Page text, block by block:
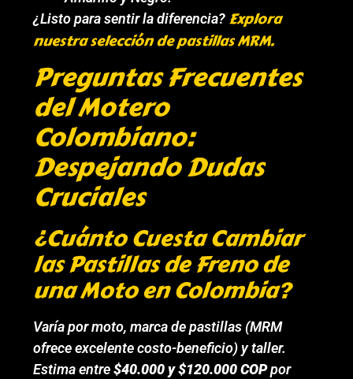
¿Listo para sentir la diferencia? Explora
nuestra selección de pastillas MRM.
Preguntas Frecuentes
del Motero
Colombiano:
Despejando Dudas
Cruciales
¿Cuánto Cuesta Cambiar
las Pastillas de Freno de
una Moto en Colombia?
Varía por moto, marca de pastillas (MRM
ofrece excelente costo-beneficio) y taller.
Estima entre$40.000 y $120.000 COPpor